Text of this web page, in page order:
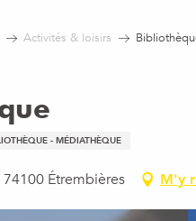
Activités & loisirs
- MÉDIATHÈQUE
Étrembières M'y